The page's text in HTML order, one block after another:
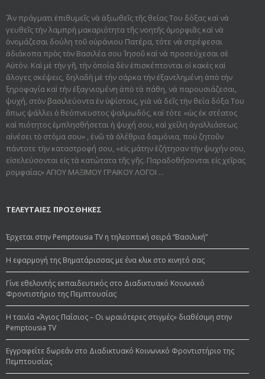
Ἂν πράγματι ἐπιθυμεῖς νὰ ἀξιωθεῖς τῆς θείας Του δόξας καὶ νὰ
γευθεῖς τὴν λαμπρὴ μακαριότητα τῆς νοητῆς ὀμορφιᾶς καὶ νὰ
ὀνομάζεσαι δούλη τοῦ οὐράνιου Πατέρα, τότε νὰ στρέφεσαι
ἀδιάκοπα πρὸς τὸν Βασιλέα σου Ἰησοῦ καὶ νὰ προσεύχεσαι σὲ
Αὐτόν. Καὶ μὲ τὴν γῆ, τὴν ὁποία δὲν ἐπισκέπτονται οἱ κακὲς καὶ
ἄλογες σκέψεις, δηλαδὴ μὲ τὴν σάρκα τὴν ἐξαντλημένη ἀπὸ τὴν
ξηροφαγία καὶ τὴν ἐξαγνισμένη ἀπὸ τὰ πάθη, νὰ παρουσιάζεσαι,
ψυχή, στὸν βασιλεύοντα ἐν ὑψίστοις, γιὰ νὰ δεῖς τὴν θεία δόξα Του
ὅπως ψάλλει ὁ θεόπνευστος ψαλμωδός, καὶ τότε «ὡς ἐκ στέατος
καὶ πιότητος ἐμπλησθήσεται ἡ ψυχή σου, καὶ χείλη ἀγαλλιάσεως
αἰνέσει τὸ στόμα σου» , ἐνῶ τὰ ὀλέθρια δαιμόνια, ποὺ ζητοῦν
πάντοτε τὴν καταστροφή σου, «εἰς μάτην ἐζήτησαν τὴν ψυχήν σου,
εἰσελεύσονται εἰς τὰ κατώτατα τῆς γῆς. Παραδοθήσον­ται εἰς χεῖρας
ρομφαίας» ΑΓΙΟΥ ΜΑΞΙΜΟΥ ΓΡΑΙΚΟΥ ΛΟΓΟΙ ...
ΤΕΛΕΥΤΑΙΕΣ ΠΡΟΣΘΗΚΕΣ
Έρχεται στην Pemptousia TV η τηλεοπτική σειρά “Βασιλική”
Η εφαρμογή της Βηματάρισσας με ένα κλικ στο κινητό σας
Γίνε εθελοντής εκπαιδευτικός στο Διαδικτυακό Κοινωνικό
Φροντιστήριο της Πεμπτουσίας
Η ταινία «Άγιος Παΐσιος – Οι ωραιότερες στιγμές» διαθέσιμη στην
Pemptousia TV
Εγγραφείτε δωρεάν στο Διαδικτυακό Κοινωνικό Φροντιστήριο της
Πεμπτουσίας